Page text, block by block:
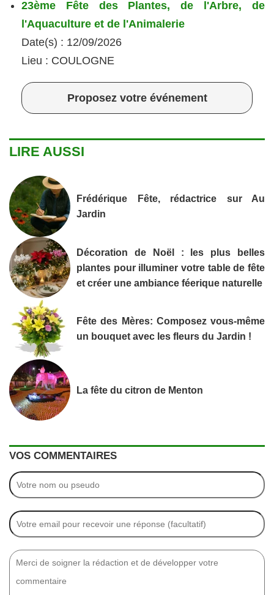
23ème Fête des Plantes, de l'Arbre, de
l'Aquaculture et de l'Animalerie
Date(s) : 12/09/2026
Lieu : COULOGNE
Proposez votre événement
LIRE AUSSI
Frédérique Fête, rédactrice sur Au
Jardin
Décoration de Noël : les plus belles
plantes pour illuminer votre table de fête
et créer une ambiance féerique naturelle
Fête des Mères: Composez vous-même
un bouquet avec les fleurs du Jardin !
La fête du citron de Menton
VOS COMMENTAIRES